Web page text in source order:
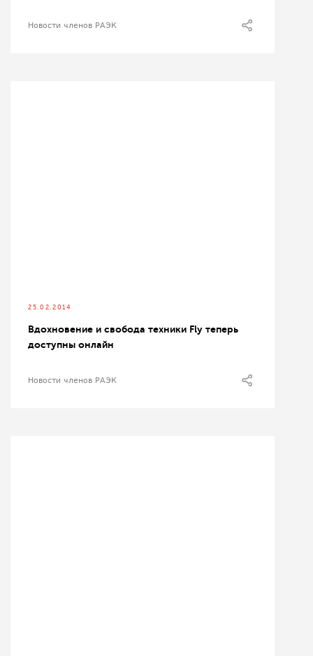
Новости членов РАЭК
25.02.2014
Вдохновение и свобода техники Fly теперь
доступны онлайн
Новости членов РАЭК